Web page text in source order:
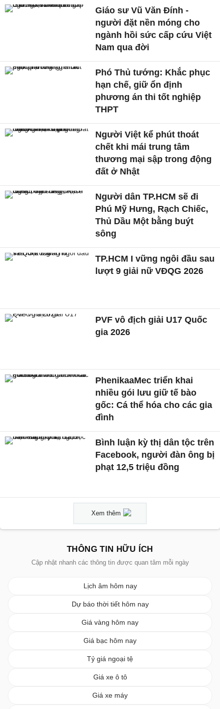
Giáo sư Vũ Văn Đính -
người đặt nền móng cho
ngành hồi sức cấp cứu Việt
Nam qua đời
Phó Thủ tướng: Khắc phục
hạn chế, giữ ổn định
phương án thi tốt nghiệp
THPT
Người Việt kể phút thoát
chết khi mái trung tâm
thương mại sập trong động
đất ở Nhật
Người dân TP.HCM sẽ đi
Phú Mỹ Hưng, Rạch Chiếc,
Thủ Dầu Một bằng buýt
sông
TP.HCM I vững ngôi đầu sau
lượt 9 giải nữ VĐQG 2026
PVF vô địch giải U17 Quốc
gia 2026
PhenikaaMec triển khai
nhiều gói lưu giữ tế bào
gốc: Cá thể hóa cho các gia
đình
Bình luận kỳ thị dân tộc trên
Facebook, người đàn ông bị
phạt 12,5 triệu đồng
Xem thêm
THÔNG TIN HỮU ÍCH
Cập nhật nhanh các thông tin được quan tâm mỗi ngày
Lịch âm hôm nay
Dự báo thời tiết hôm nay
Giá vàng hôm nay
Giá bạc hôm nay
Tỷ giá ngoại tệ
Giá xe ô tô
Giá xe máy